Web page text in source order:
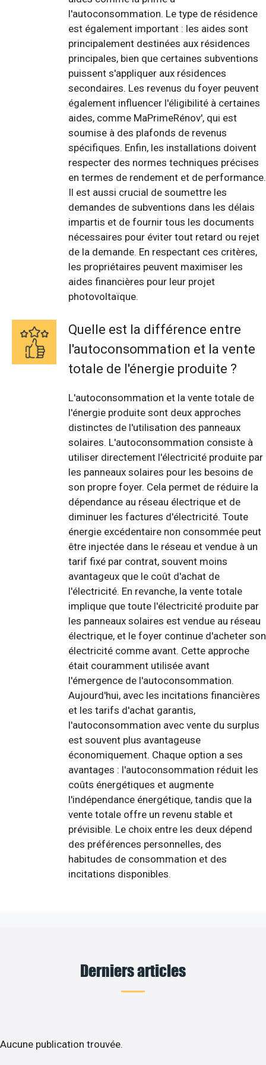
l'autoconsommation. Le type de résidence
est également important : les aides sont
principalement destinées aux résidences
principales, bien que certaines subventions
puissent s'appliquer aux résidences
secondaires. Les revenus du foyer peuvent
également influencer l'éligibilité à certaines
aides, comme MaPrimeRénov', qui est
soumise à des plafonds de revenus
spécifiques. Enfin, les installations doivent
respecter des normes techniques précises
en termes de rendement et de performance.
Il est aussi crucial de soumettre les
demandes de subventions dans les délais
impartis et de fournir tous les documents
nécessaires pour éviter tout retard ou rejet
de la demande. En respectant ces critères,
les propriétaires peuvent maximiser les
aides financières pour leur projet
photovoltaïque.
Quelle est la différence entre
l'autoconsommation et la vente
totale de l'énergie produite ?
L'autoconsommation et la vente totale de
l'énergie produite sont deux approches
distinctes de l'utilisation des panneaux
solaires. L'autoconsommation consiste à
utiliser directement l'électricité produite par
les panneaux solaires pour les besoins de
son propre foyer. Cela permet de réduire la
dépendance au réseau électrique et de
diminuer les factures d'électricité. Toute
énergie excédentaire non consommée peut
être injectée dans le réseau et vendue à un
tarif fixé par contrat, souvent moins
avantageux que le coût d'achat de
l'électricité. En revanche, la vente totale
implique que toute l'électricité produite par
les panneaux solaires est vendue au réseau
électrique, et le foyer continue d'acheter son
électricité comme avant. Cette approche
était couramment utilisée avant
l'émergence de l'autoconsommation.
Aujourd'hui, avec les incitations financières
et les tarifs d'achat garantis,
l'autoconsommation avec vente du surplus
est souvent plus avantageuse
économiquement. Chaque option a ses
avantages : l'autoconsommation réduit les
coûts énergétiques et augmente
l'indépendance énergétique, tandis que la
vente totale offre un revenu stable et
prévisible. Le choix entre les deux dépend
des préférences personnelles, des
habitudes de consommation et des
incitations disponibles.
Derniers articles
Aucune publication trouvée.